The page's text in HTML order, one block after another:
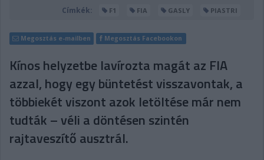
Címkék:
F1 FIA GASLY PIASTRI
Megosztás e-mailben Megosztás Facebookon
Kínos helyzetbe lavírozta magát az FIA
azzal, hogy egy büntetést visszavontak, a
többiekét viszont azok letöltése már nem
tudták – véli a döntésen szintén
rajtaveszítő ausztrál.